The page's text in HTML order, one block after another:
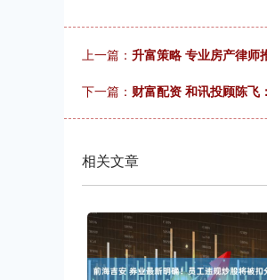
上一篇： 升富策略 专业房产律师
下一篇： 财富配资 和讯投顾陈飞
相关文章